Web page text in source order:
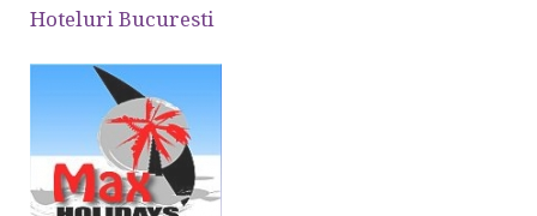
Hoteluri Bucuresti